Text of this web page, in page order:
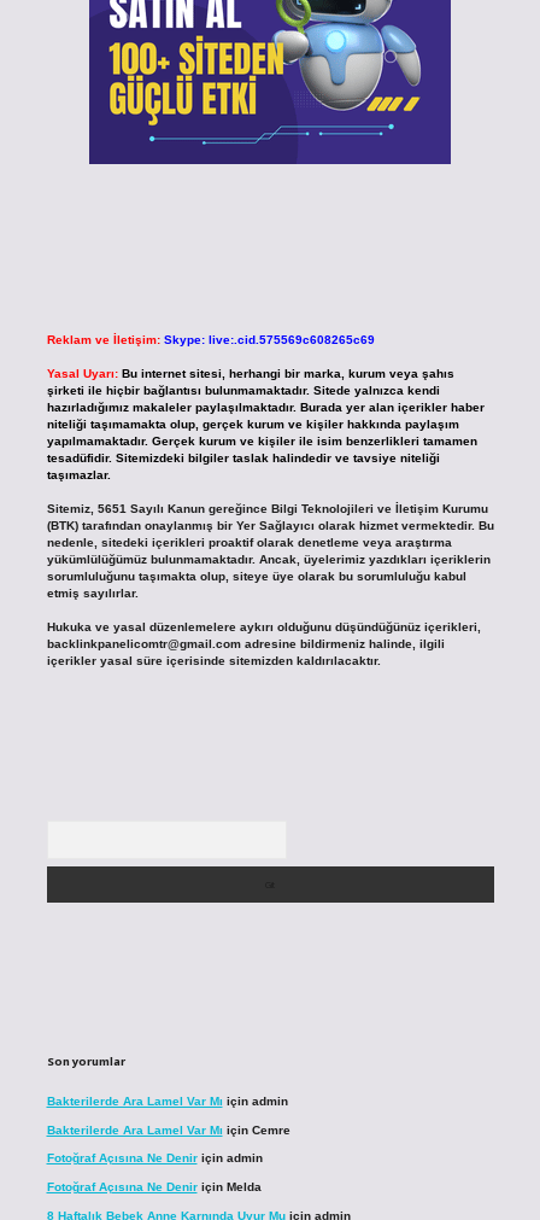
Reklam ve İletişim: Skype: live:.cid.575569c608265c69
Yasal Uyarı: Bu internet sitesi, herhangi bir marka, kurum veya şahıs
şirketi ile hiçbir bağlantısı bulunmamaktadır. Sitede yalnızca kendi
hazırladığımız makaleler paylaşılmaktadır. Burada yer alan içerikler haber
niteliği taşımamakta olup, gerçek kurum ve kişiler hakkında paylaşım
yapılmamaktadır. Gerçek kurum ve kişiler ile isim benzerlikleri tamamen
tesadüfidir. Sitemizdeki bilgiler taslak halindedir ve tavsiye niteliği
taşımazlar.
Sitemiz, 5651 Sayılı Kanun gereğince Bilgi Teknolojileri ve İletişim Kurumu
(BTK) tarafından onaylanmış bir Yer Sağlayıcı olarak hizmet vermektedir. Bu
nedenle, sitedeki içerikleri proaktif olarak denetleme veya araştırma
yükümlülüğümüz bulunmamaktadır. Ancak, üyelerimiz yazdıkları içeriklerin
sorumluluğunu taşımakta olup, siteye üye olarak bu sorumluluğu kabul
etmiş sayılırlar.
Hukuka ve yasal düzenlemelere aykırı olduğunu düşündüğünüz içerikleri,
backlinkpanelicomtr@gmail.comadresine bildirmeniz halinde, ilgili
içerikler yasal süre içerisinde sitemizden kaldırılacaktır.
Son yorumlar
Bakterilerde Ara Lamel Var Mı için admin
Bakterilerde Ara Lamel Var Mı için Cemre
Fotoğraf Açısına Ne Deniriçin admin
Fotoğraf Açısına Ne Deniriçin Melda
8 Haftalık Bebek Anne Karnında Uyur Muiçin admin